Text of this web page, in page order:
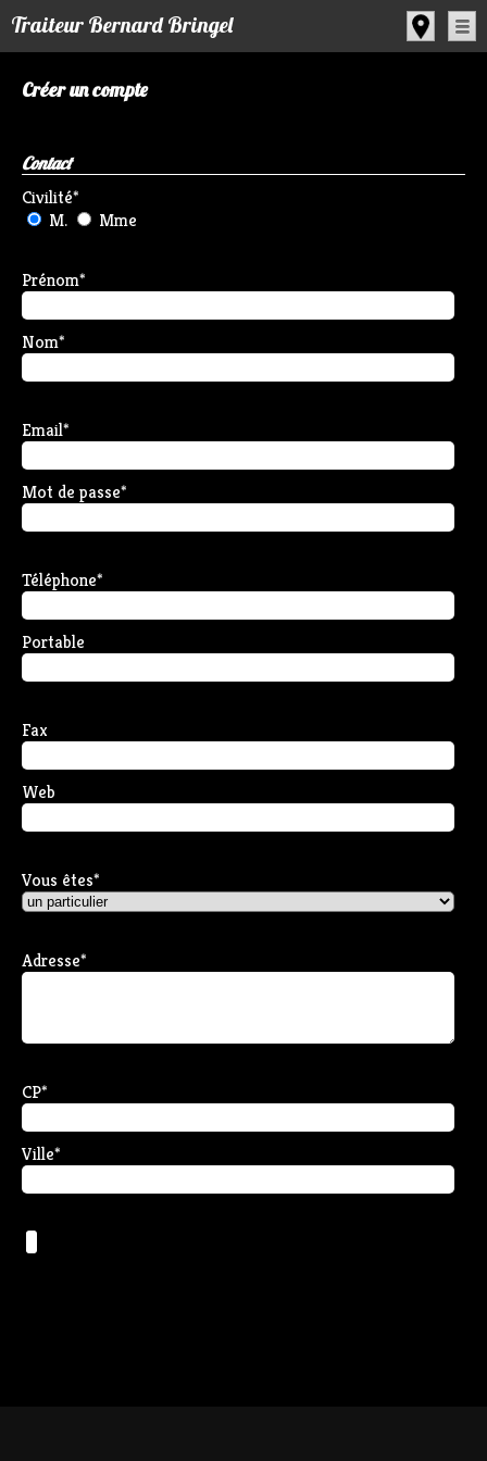
Traiteur Bernard Bringel
Créer un compte
Contact
Civilité*
M.
Mme
Prénom*
Nom*
Email*
Mot de passe*
Téléphone*
Portable
Fax
Web
Vous êtes*
Adresse*
CP*
Ville*
Panneau de gestion des cookies